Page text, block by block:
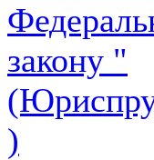
закону "
)